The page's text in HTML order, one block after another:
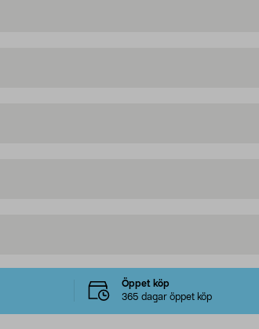
Öppet köp
365 dagar öppet köp